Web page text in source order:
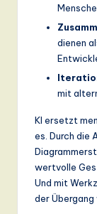
dienen
mit
KI ersetzt
es. Durch die
wertvolle
Und mit
der Übergang